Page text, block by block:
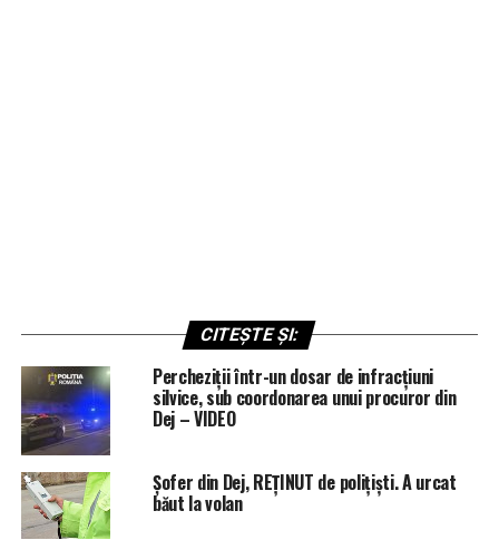
CITEȘTE ȘI:
Percheziții într-un dosar de infracțiuni
silvice, sub coordonarea unui procuror din
Dej – VIDEO
Șofer din Dej, REȚINUT de polițiști. A urcat
băut la volan